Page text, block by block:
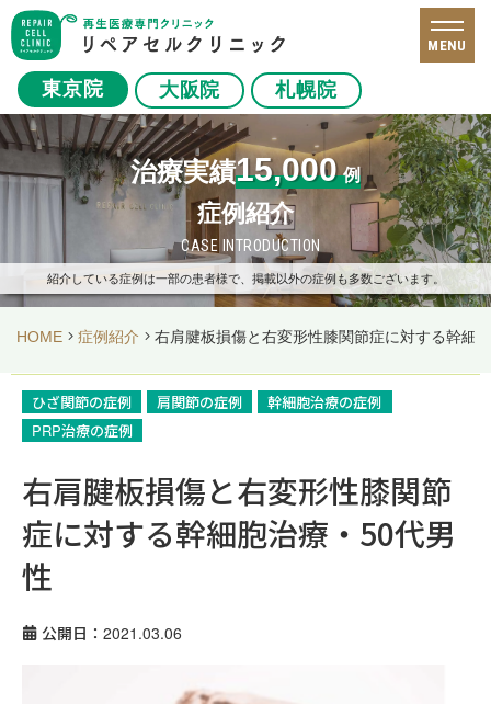
東京院 大阪院 札幌院
MENU
治療実績15,000 例
症例紹介
CASE INTRODUCTION
紹介している症例は一部の患者様で、掲載以外の症例も多数ございます。
HOME 症例紹介 右肩腱板損傷と右変形性膝関節症に対する幹
ひざ関節の症例 肩関節の症例
幹細胞治療の症例
PRP治療の症例
右肩腱板損傷と右変形性膝関節
症に対する幹細胞治療・50代男
性
公開日：2021.03.06